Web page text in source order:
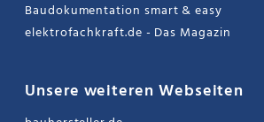
Baudokumentation smart & easy
elektrofachkraft.de - Das Magazin
Unsere weiteren Webseiten